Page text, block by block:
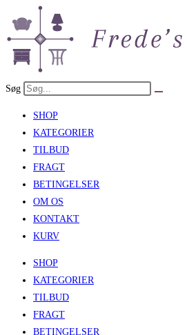
content
Søg
SHOP
KATEGORIER
TILBUD
FRAGT
BETINGELSER
OM OS
KONTAKT
KURV
SHOP
KATEGORIER
TILBUD
FRAGT
BETINGELSER